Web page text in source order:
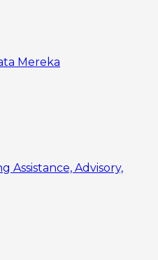
Mereka
Assistance, Advisory,